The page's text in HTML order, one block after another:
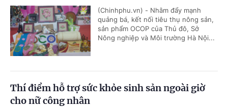
(Chinhphu.vn) - Nhằm đẩy mạnh
quảng bá, kết nối tiêu thụ nông sản,
sản phẩm OCOP của Thủ đô, Sở
Nông nghiệp và Môi trường Hà Nội...
Thí điểm hỗ trợ sức khỏe sinh sản ngoài giờ
cho nữ công nhân